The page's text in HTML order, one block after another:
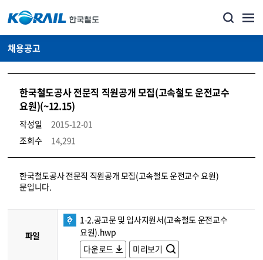
채용공고
한국철도공사 전문직 직원공개 모집(고속철도 운전교수
요원)(~12.15)
작성일
2015-12-01
조회수
14,291
코레일소개_경영공시_채용공고 상세보기 – 내용, 파일, 담당자 연락처로 구성
한국철도공사 전문직 직원공개 모집(고속철도 운전교수 요원)
문입니다.
파일
1-2.공고문 및 입사지원서(고속철도 운전교수
요원).hwp
다운로드
미리보기